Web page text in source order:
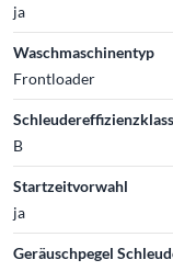
ja
Waschmaschinentyp
Frontloader
B
Startzeitvorwahl
ja
Geräuschpegel